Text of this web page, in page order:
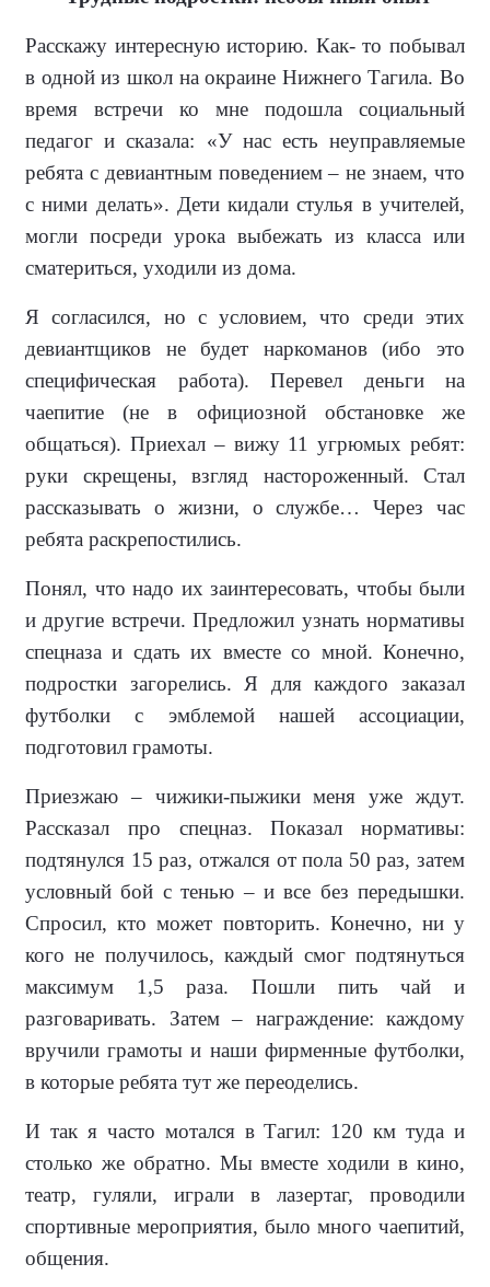
Расскажу интересную историю. Как- то побывал
в одной из школ на окраи­не Нижнего Тагила. Во
время встречи ко мне подошла социальный
педагог и сказала: «У нас есть неуправляемые
ребята с девиантным поведением – не знаем, что
с ними делать». Дети кидали стулья в учителей,
могли посреди урока выбежать из класса или
сматериться, уходили из дома.
Я согласился, но с условием, что сре­ди этих
девиантщиков не будет наркоманов (ибо это
специфическая рабо­та). Перевел деньги на
чаепитие (не в официозной обстановке же
общаться). Приехал – вижу 11 угрюмых ребят:
руки скрещены, взгляд настороженный. Стал
рассказывать о жизни, о службе… Че­рез час
ребята раскрепостились.
Понял, что надо их заинтересовать, чтобы были
и другие встречи. Предло­жил узнать нормативы
спецназа и сдать их вместе со мной. Конечно,
подрост­ки загорелись. Я для каждого заказал
футболки с эмблемой нашей ассоциа­ции,
подготовил грамоты.
Приезжаю – чижики-пыжики меня уже ждут.
Рассказал про спецназ. По­казал нормативы:
подтянулся 15 раз, отжался от пола 50 раз, затем
услов­ный бой с тенью – и все без передыш­ки.
Спросил, кто может повторить. Ко­нечно, ни у
кого не получилось, каждый смог подтянуться
максимум 1,5 раза. Пошли пить чай и
разговаривать. За­тем – награждение: каждому
вручили грамоты и наши фирменные футболки,
в которые ребята тут же переоделись.
И так я часто мотался в Тагил: 120 км туда и
столько же обратно. Мы вме­сте ходили в кино,
театр, гуляли, игра­ли в лазертаг, проводили
спортивные мероприятия, было много чаепитий,
общения.